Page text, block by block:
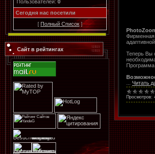
Пользователей: 0
Cегодня нас посетили
[ Полный Список]
Сайт в рейтингах
Фирменная
Теперь Вы
Программа
Читать
Просмотров: